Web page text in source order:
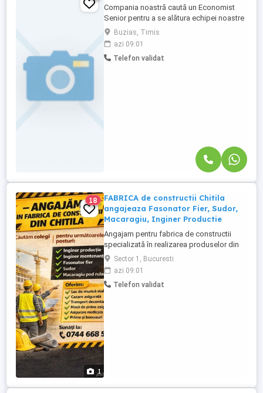
Compania noastră caută un Economist
Senior pentru a se alătura echipei noastre
din Buziaș, județul Timiș. Candidatul ideal
va avea experiență relevantă în domeniul
economic și va fi responsabil pentru o
gamă largă de activități financiare și
Buzias, Timis
azi 09:01
Telefon validat
1
18
FABRICA de constructii Chitila
angajeaza Fasonator Fier, Sudor,
Macaragiu, Inginer Productie
Angajam pentru fabrica de constructii
specializată în realizarea produselor din
beton prefabricat, situata in Bucuresti-
CHITILA, cu peste 15 ani experienta .
Căutăm colegi pentru următoarele posturi:
Inginer producție Inginer mentenanță
Sector 1, Bucuresti
azi 09:01
Telefon validat